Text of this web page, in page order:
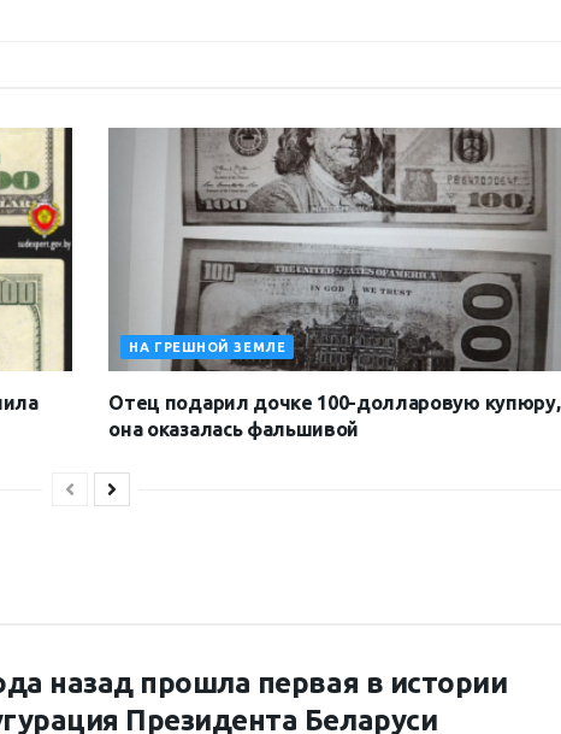
НА ГРЕШНОЙ ЗЕМЛЕ
Отец подарил дочке 100-долларовую купюру,
она оказалась фальшивой
назад прошла первая в истории
Президента Беларуси